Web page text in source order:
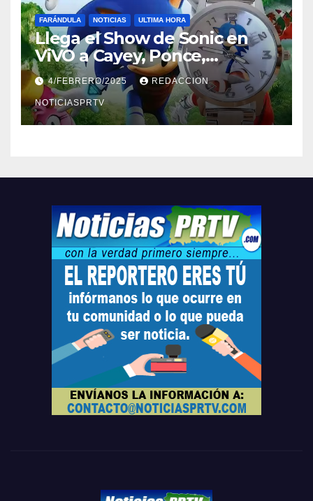
FARÁNDULA NOTICIAS ULTIMA HORA
Llega el Show de Sonic en
ViVO a Cayey, Ponce,
Barceloneta y Humacao,
Relojes gratis para el que
compre ahora….
4/FEBRERO/2025 REDACCION
NOTICIASPRTV